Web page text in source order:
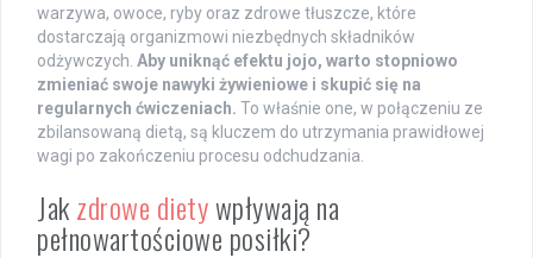
warzywa, owoce, ryby oraz zdrowe tłuszcze, które
dostarczają organizmowi niezbędnych składników
odżywczych. Aby uniknąć efektu jojo, warto stopniowo
zmieniać swoje nawyki żywieniowe i skupić się na
regularnych ćwiczeniach. To właśnie one, w połączeniu ze
zbilansowaną dietą, są kluczem do utrzymania prawidłowej
wagi po zakończeniu procesu odchudzania.
Jakzdrowe dietywpływają na
pełnowartościowe posiłki?